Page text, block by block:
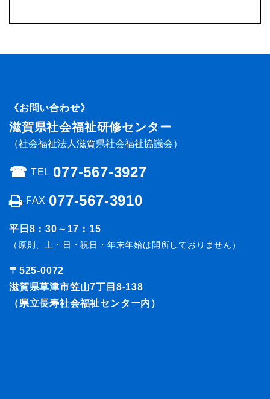
《お問い合わせ》
滋賀県社会福祉研修センター
（社会福祉法人滋賀県社会福祉協議会）
☎︎ TEL 077-567-3927
FAX 077-567-3910
平日8：30～17：15
（原則、土・日・祝日・年末年始は開所しておりません）
〒525-0072
滋賀県草津市笠山7丁目8-138
（県立長寿社会福祉センター内）